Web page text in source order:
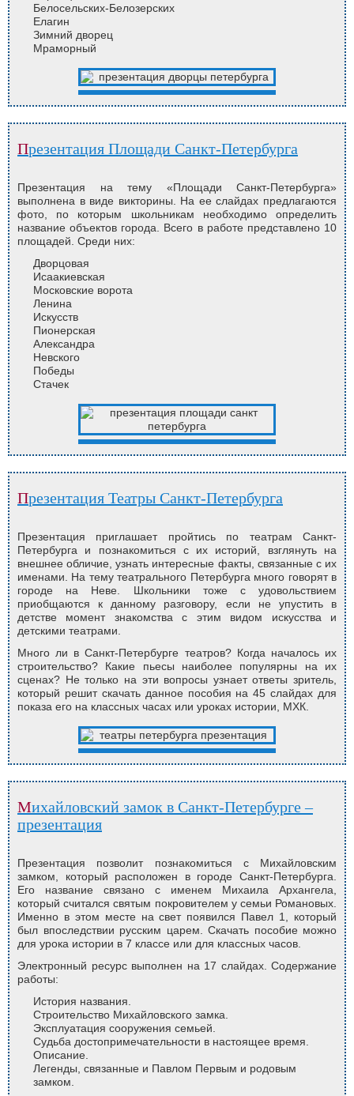
Белосельских-Белозерских
Елагин
Зимний дворец
Мраморный
Презентация Площади Санкт-Петербурга
Презентация на тему «Площади Санкт-Петербурга»
выполнена в виде викторины. На ее слайдах предлагаются
фото, по которым школьникам необходимо определить
название объектов города. Всего в работе представлено 10
площадей. Среди них:
Дворцовая
Исаакиевская
Московские ворота
Ленина
Искусств
Пионерская
Александра
Невского
Победы
Стачек
Презентация Театры Санкт-Петербурга
Презентация приглашает пройтись по театрам Санкт-
Петербурга и познакомиться с их историй, взглянуть на
внешнее обличие, узнать интересные факты, связанные с их
именами. На тему театрального Петербурга много говорят в
городе на Неве. Школьники тоже с удовольствием
приобщаются к данному разговору, если не упустить в
детстве момент знакомства с этим видом искусства и
детскими театрами.
Много ли в Санкт-Петербурге театров? Когда началось их
строительство? Какие пьесы наиболее популярны на их
сценах? Не только на эти вопросы узнает ответы зритель,
который решит скачать данное пособия на 45 слайдах для
показа его на классных часах или уроках истории, МХК.
Михайловский замок в Санкт-Петербурге –
презентация
Презентация позволит познакомиться с Михайловским
замком, который расположен в городе Санкт-Петербурга.
Его название связано с именем Михаила Архангела,
который считался святым покровителем у семьи Романовых.
Именно в этом месте на свет появился Павел 1, который
был впоследствии русским царем. Скачать пособие можно
для урока истории в 7 классе или для классных часов.
Электронный ресурс выполнен на 17 слайдах. Содержание
работы:
История названия.
Строительство Михайловского замка.
Эксплуатация сооружения семьей.
Судьба достопримечательности в настоящее время.
Описание.
Легенды, связанные и Павлом Первым и родовым
замком.